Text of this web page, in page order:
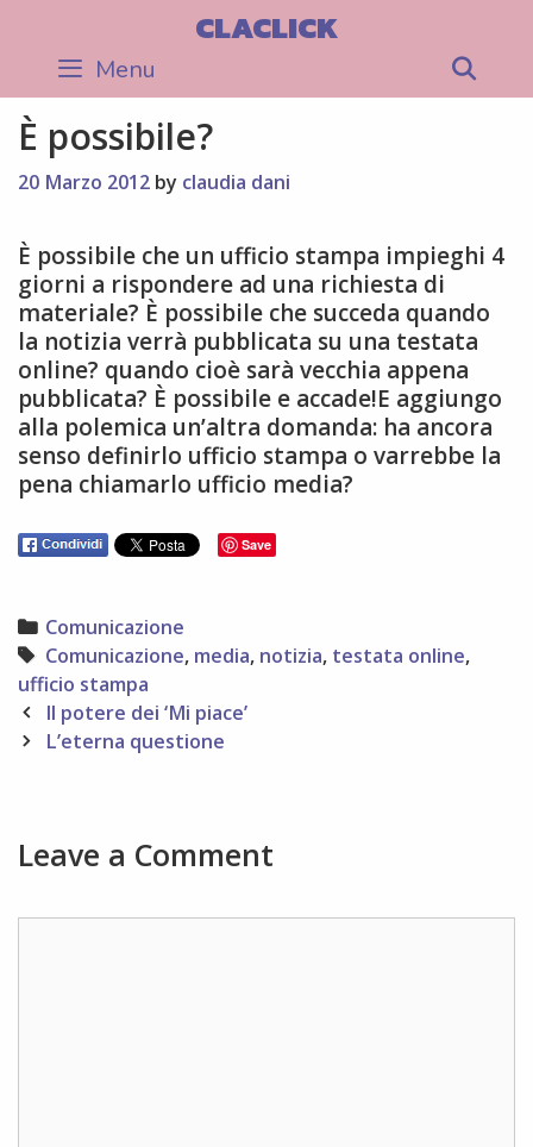
content
CLACLICK
Menu
È possibile?
20 Marzo 2012 by claudia dani
È possibile che un ufficio stampa impieghi 4
giorni a rispondere ad una richiesta di
materiale? È possibile che succeda quando
la notizia verrà pubblicata su una testata
online? quando cioè sarà vecchia appena
pubblicata? È possibile e accade!E aggiungo
alla polemica un’altra domanda: ha ancora
senso definirlo ufficio stampa o varrebbe la
pena chiamarlo ufficio media?
Save
Categories
Comunicazione
Tags
Comunicazione, media, notizia, testata online,
ufficio stampa
Post
navigation
Il potere dei ‘Mi piace’
L’eterna questione
Leave a Comment